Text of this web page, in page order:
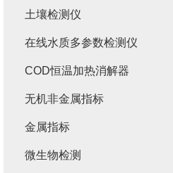
土壤检测仪
在线水质多参数检测仪
COD恒温加热消解器
无机非金属指标
金属指标
微生物检测